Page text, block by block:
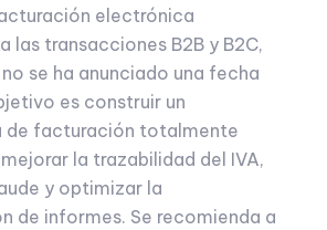
electrónica
las transacciones B2B y B2C,
se ha anunciado una fecha
es construir un
de facturación totalmente
la trazabilidad del IVA,
y optimizar la
de informes. Se recomienda a